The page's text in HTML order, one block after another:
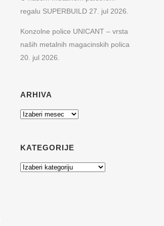
regalu SUPERBUILD 27. jul 2026.
Konzolne police UNICANT – vrsta
naših metalnih magacinskih polica
20. jul 2026.
ARHIVA
Arhiva
KATEGORIJE
Kategorije
KONTAKT PODACI
11000 Beograd, Srbija
Email:mfpdoo@gmail.com